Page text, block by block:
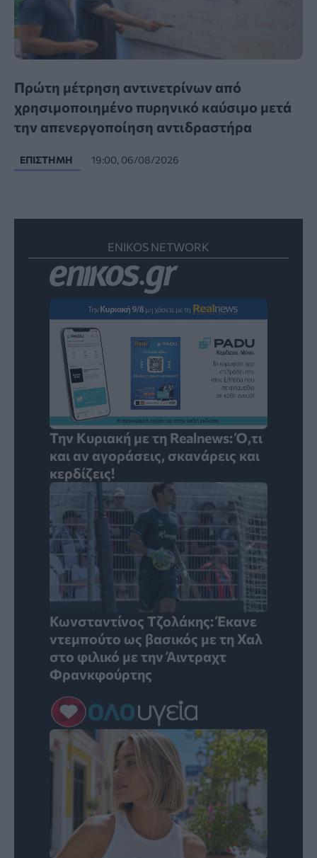
Πρώτη μέτρηση αντινετρίνων από
χρησιμοποιημένο πυρηνικό καύσιμο μετά
την απενεργοποίηση αντιδραστήρα
ΕΠΙΣΤΉΜΗ 19:00, 06/08/2026
ENIKOS NETWORK
Την Κυριακή με τη Realnews: Ό,τι
και αν αγοράσεις, σκανάρεις και
κερδίζεις!
Κωνσταντίνος Τζολάκης: Έκανε
ντεμπούτο ως βασικός με τη Χαλ
στο φιλικό με την Άιντραχτ
Φρανκφούρτης